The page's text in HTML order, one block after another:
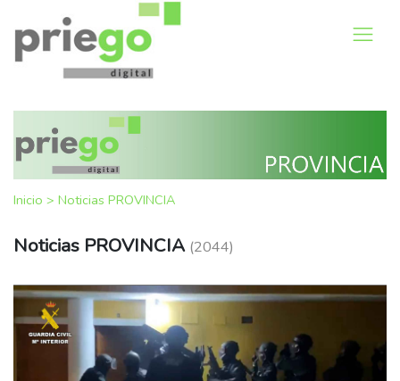
Inicio > Noticias PROVINCIA
Noticias PROVINCIA (2044)